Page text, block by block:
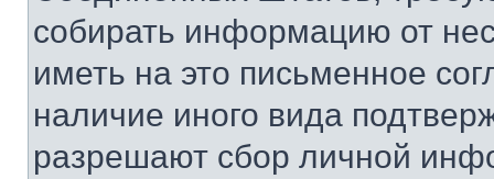
собирать информацию от
иметь на это письменное
наличие иного вида
разрешают сбор личной